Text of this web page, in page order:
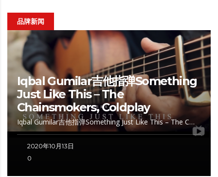
品牌新闻
Iqbal Gumilar吉他指弹Something
Just Like This – The
Chainsmokers, Coldplay
Iqbal Gumilar吉他指弹Something Just Like This – The C…
2020年10月13日
0